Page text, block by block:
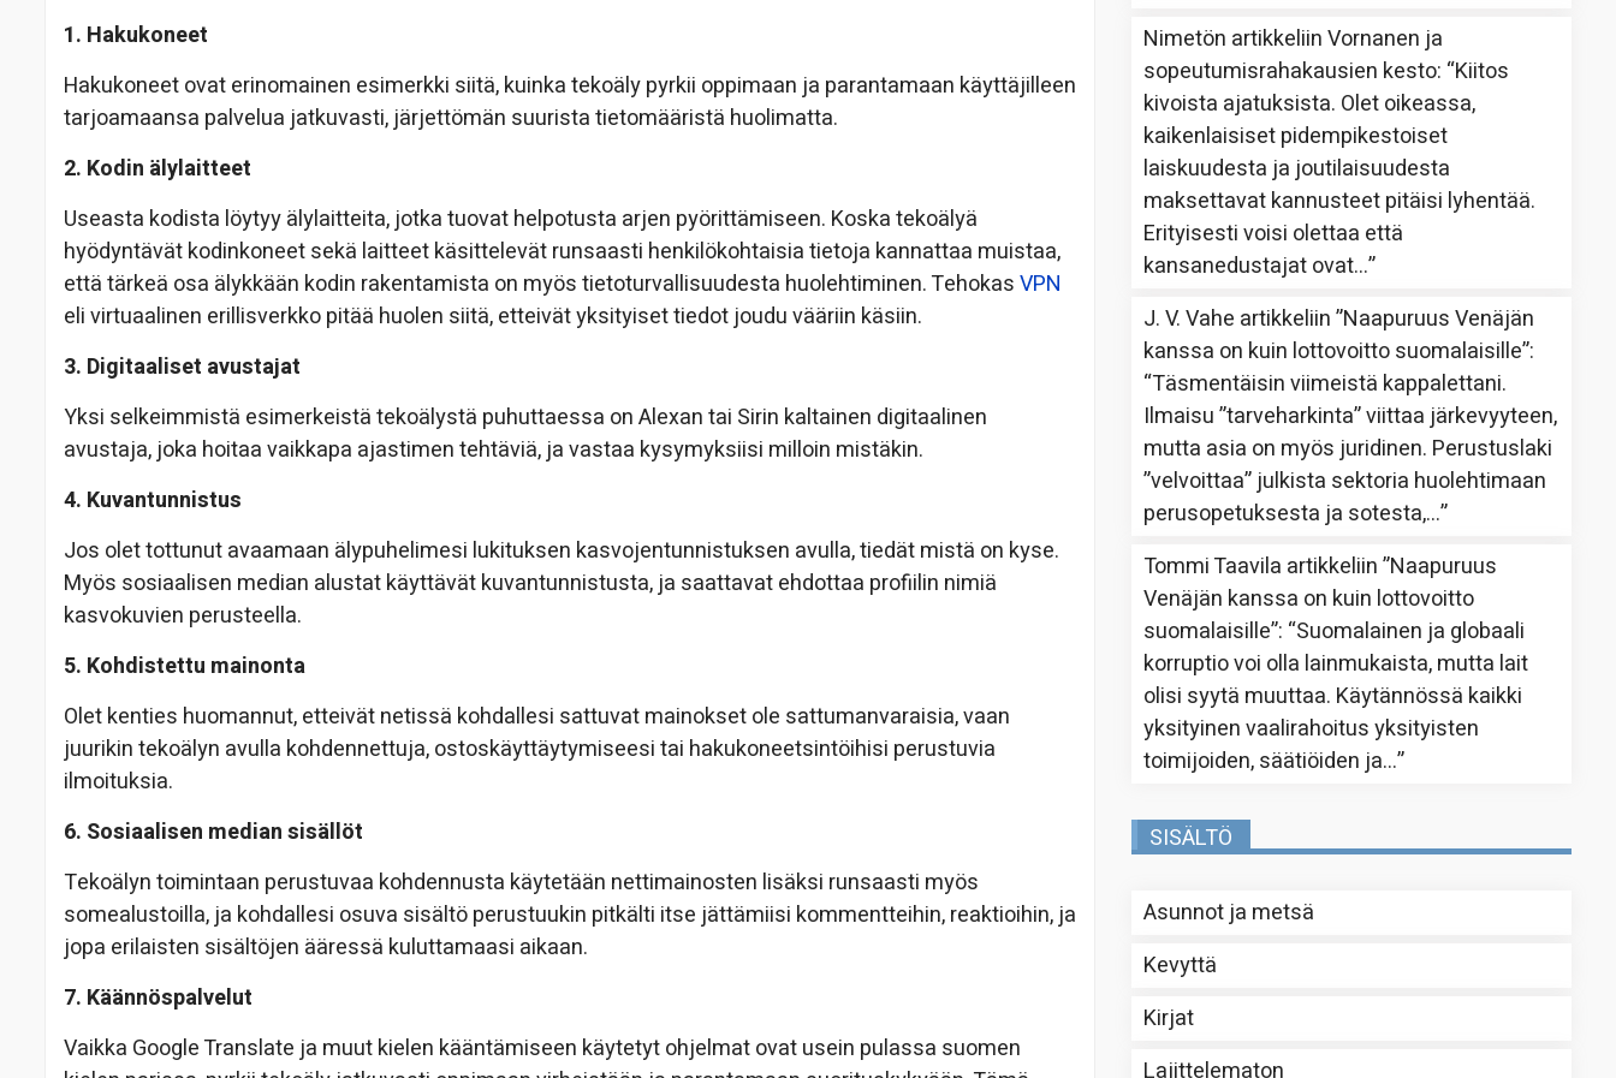
1. Hakukoneet
Hakukoneet ovat erinomainen esimerkki siitä, kuinka tekoäly pyrkii oppimaan ja parantamaan käyttäjilleen
tarjoamaansa palvelua jatkuvasti, järjettömän suurista tietomääristä huolimatta.
2. Kodin älylaitteet
Useasta kodista löytyy älylaitteita, jotka tuovat helpotusta arjen pyörittämiseen. Koska tekoälyä
hyödyntävät kodinkoneet sekä laitteet käsittelevät runsaasti henkilökohtaisia tietoja kannattaa muistaa,
että tärkeä osa älykkään kodin rakentamista on myös tietoturvallisuudesta huolehtiminen. TehokasVPN
eli virtuaalinen erillisverkko pitää huolen siitä, etteivät yksityiset tiedot joudu vääriin käsiin.
3. Digitaaliset avustajat
Yksi selkeimmistä esimerkeistä tekoälystä puhuttaessa on Alexan tai Sirin kaltainen digitaalinen
avustaja, joka hoitaa vaikkapa ajastimen tehtäviä, ja vastaa kysymyksiisi milloin mistäkin.
4. Kuvantunnistus
Jos olet tottunut avaamaan älypuhelimesi lukituksen kasvojentunnistuksen avulla, tiedät mistä on kyse.
Myös sosiaalisen median alustat käyttävät kuvantunnistusta, ja saattavat ehdottaa profiilin nimiä
kasvokuvien perusteella.
5. Kohdistettu mainonta
Olet kenties huomannut, etteivät netissä kohdallesi sattuvat mainokset ole sattumanvaraisia, vaan
juurikin tekoälyn avulla kohdennettuja, ostoskäyttäytymiseesi tai hakukoneetsintöihisi perustuvia
ilmoituksia.
6. Sosiaalisen median sisällöt
Tekoälyn toimintaan perustuvaa kohdennusta käytetään nettimainosten lisäksi runsaasti myös
somealustoilla, ja kohdallesi osuva sisältö perustuukin pitkälti itse jättämiisi kommentteihin, reaktioihin, ja
jopa erilaisten sisältöjen ääressä kuluttamaasi aikaan.
7. Käännöspalvelut
Vaikka Google Translate ja muut kielen kääntämiseen käytetyt ohjelmat ovat usein pulassa suomen
Nimetön artikkeliinVornanen ja
sopeutumisrahakausien kesto: “Kiitos
kivoista ajatuksista. Olet oikeassa,
kaikenlaisiset pidempikestoiset
laiskuudesta ja joutilaisuudesta
maksettavat kannusteet pitäisi lyhentää.
Erityisesti voisi olettaa että
kansanedustajat ovat…”
J. V. Vahe artikkeliin”Naapuruus Venäjän
kanssa on kuin lottovoitto suomalaisille”:
“Täsmentäisin viimeistä kappalettani.
Ilmaisu ”tarveharkinta” viittaa järkevyyteen,
mutta asia on myös juridinen. Perustuslaki
”velvoittaa” julkista sektoria huolehtimaan
perusopetuksesta ja sotesta,…”
Tommi Taavila artikkeliin”Naapuruus
Venäjän kanssa on kuin lottovoitto
suomalaisille”: “Suomalainen ja globaali
korruptio voi olla lainmukaista, mutta lait
olisi syytä muuttaa. Käytännössä kaikki
yksityinen vaalirahoitus yksityisten
toimijoiden, säätiöiden ja…”
SISÄLTÖ
Asunnot ja metsä
Kevyttä
Kirjat